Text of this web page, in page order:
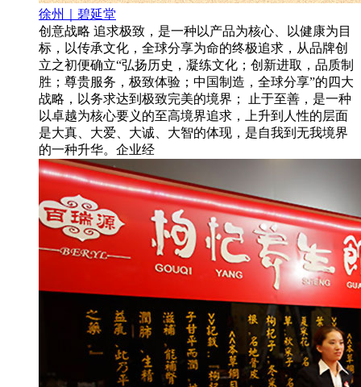
徐州｜碧延堂
创意战略 追求极致，是一种以产品为核心、以健康为目
标，以传承文化，全球分享为命的终极追求，从品牌创
立之初便确立“弘扬历史，凝练文化；创新进取，品质制
胜；尊贵服务，极致体验；中国制造，全球分享”的四大
战略，以务求达到极致完美的境界； 止于至善，是一种
以卓越为核心要义的至高境界追求，上升到人性的层面
是大真、大爱、大诚、大智的体现，是自我到无我境界
的一种升华。企业经